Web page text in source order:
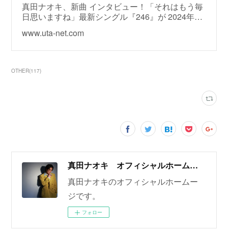
真田ナオキ、新曲 インタビュー！「それはもう毎
日思いますね」最新シングル『246』が 2024年…
www.uta-net.com
OTHER(117)
真田ナオキ オフィシャルホームページ
真田ナオキのオフィシャルホームー
ジです。
フォロー